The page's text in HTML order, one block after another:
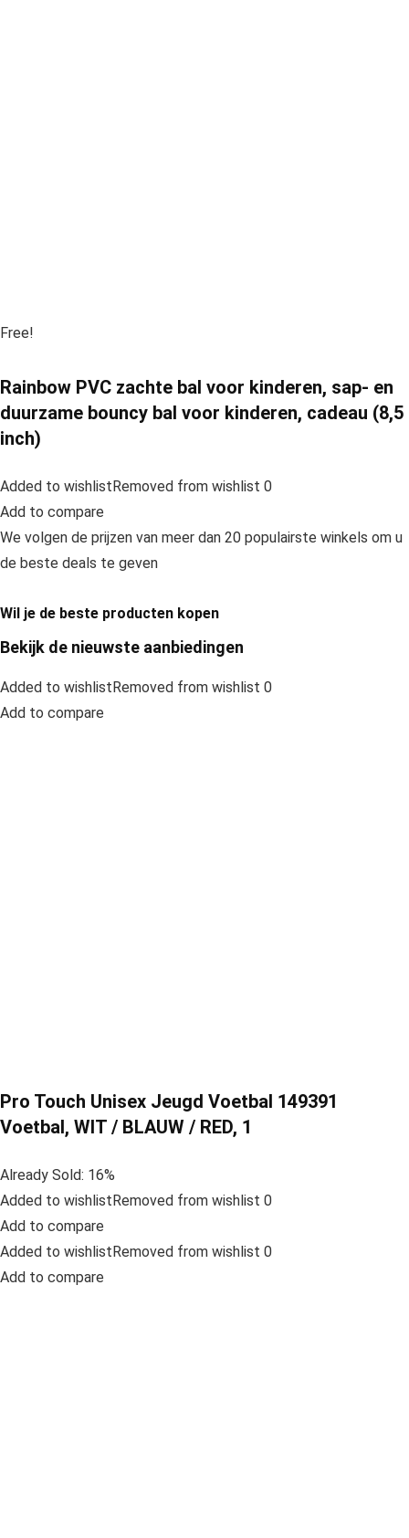
Free!
Rainbow PVC zachte bal voor kinderen, sap- en
duurzame bouncy bal voor kinderen, cadeau (8,5
inch)
Added to wishlistRemoved from wishlist 0
Add to compare
We volgen de prijzen van meer dan 20 populairste winkels om u
de beste deals te geven
Wil je de beste producten kopen
Bekijk de nieuwste aanbiedingen
Added to wishlistRemoved from wishlist 0
Add to compare
Pro Touch Unisex Jeugd Voetbal 149391
Voetbal, WIT / BLAUW / RED, 1
Already Sold: 16%
Added to wishlistRemoved from wishlist 0
Add to compare
Added to wishlistRemoved from wishlist 0
Add to compare